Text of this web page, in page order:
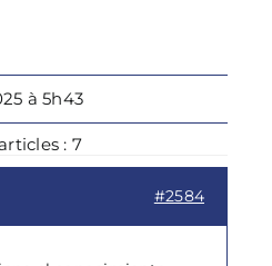
à 5h43
: 7
#2584